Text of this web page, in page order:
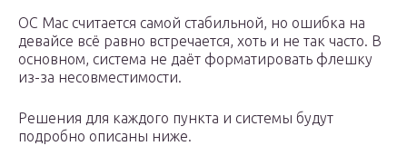
ОС Mac считается самой стабильной, но ошибка на
девайсе всё равно встречается, хоть и не так часто. В
основном, система не даёт форматировать флешку
из-за несовместимости.
Решения для каждого пункта и системы будут
подробно описаны ниже.